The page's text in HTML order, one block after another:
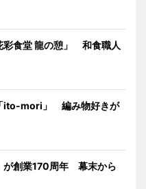
彩食堂 龍の憩」 和食職人
ito-mori」 編み物好きが
が創業170周年 幕末から